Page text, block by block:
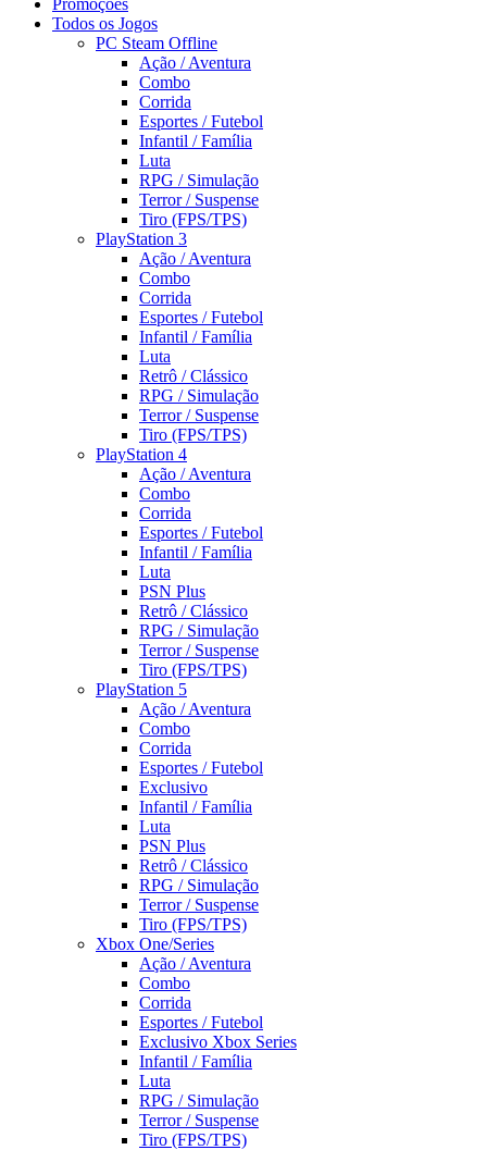
Promoções
Todos os Jogos
PC Steam Offline
Ação / Aventura
Combo
Corrida
Esportes / Futebol
Infantil / Família
Luta
RPG / Simulação
Terror / Suspense
Tiro (FPS/TPS)
PlayStation 3
Ação / Aventura
Combo
Corrida
Esportes / Futebol
Infantil / Família
Luta
Retrô / Clássico
RPG / Simulação
Terror / Suspense
Tiro (FPS/TPS)
PlayStation 4
Ação / Aventura
Combo
Corrida
Esportes / Futebol
Infantil / Família
Luta
PSN Plus
Retrô / Clássico
RPG / Simulação
Terror / Suspense
Tiro (FPS/TPS)
PlayStation 5
Ação / Aventura
Combo
Corrida
Esportes / Futebol
Exclusivo
Infantil / Família
Luta
PSN Plus
Retrô / Clássico
RPG / Simulação
Terror / Suspense
Tiro (FPS/TPS)
Xbox One/Series
Ação / Aventura
Combo
Corrida
Esportes / Futebol
Exclusivo Xbox Series
Infantil / Família
Luta
RPG / Simulação
Terror / Suspense
Tiro (FPS/TPS)